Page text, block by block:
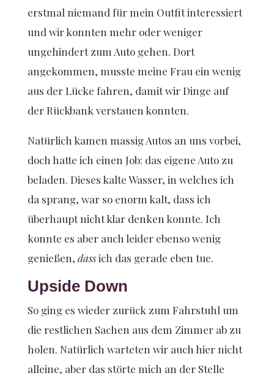
erstmal niemand für mein Outfit interessiert
und wir konnten mehr oder weniger
ungehindert zum Auto gehen. Dort
angekommen, musste meine Frau ein wenig
aus der Lücke fahren, damit wir Dinge auf
der Rückbank verstauen konnten.
Natürlich kamen massig Autos an uns vorbei,
doch hatte ich einen Job: das eigene Auto zu
beladen. Dieses kalte Wasser, in welches ich
da sprang, war so enorm kalt, dass ich
überhaupt nicht klar denken konnte. Ich
konnte es aber auch leider ebenso wenig
genießen, dassich das gerade eben tue.
Upside Down
So ging es wieder zurück zum Fahrstuhl um
die restlichen Sachen aus dem Zimmer ab zu
holen. Natürlich warteten wir auch hier nicht
alleine, aber das störte mich an der Stelle